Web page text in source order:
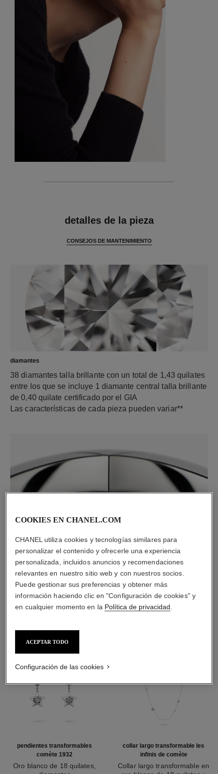
detalles de la pieza
CONSEJOS DE MANTENIMIENTO
diamantes
38 diamantes talla brillante con un total de 1,43 quilates
entre los que se incluye 1 diamante central talla brillante
de 0,40 quilate certificado por el GIA
Las características de cada pieza pueden variar**
Oro blanco de 18 quilates
DESCUBRA TAMBIÉN
pendientes transformables
comète 1932
Oro blanco de 18 quilates,
collar largo transformable les
infinis de comète
Collar largo transformable en
COOKIES EN CHANEL.COM
CHANEL utiliza cookies y tecnologías similares para
personalizar el contenido y ofrecerle una experiencia
personalizada, incluidos anuncios y recomendaciones
relevantes en nuestro sitio web y con nuestros socios.
Puede gestionar sus preferencias y obtener más
información haciendo clic en "Configuración de cookies" y
en cualquier momento en la Política de privacidad
ACEPTAR TODO
Configuración de las cookies